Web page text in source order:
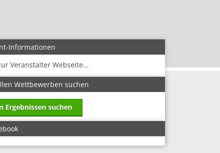
Informationen
Veranstalter Webseite...
Wettbewerben suchen
Ergebnissen suchen